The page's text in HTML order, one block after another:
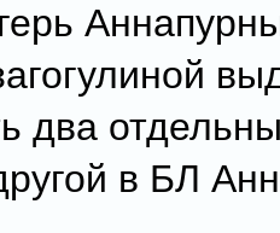
два
в БЛ